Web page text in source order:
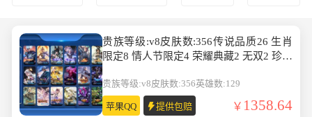
贵族等级:v8皮肤数:356传说品质26 生肖
限定8 情人节限定4 荣耀典藏2 无双2 珍品
贵族等级:v8皮肤数:356英雄数:129
苹果QQ 提供包赔 1358.64